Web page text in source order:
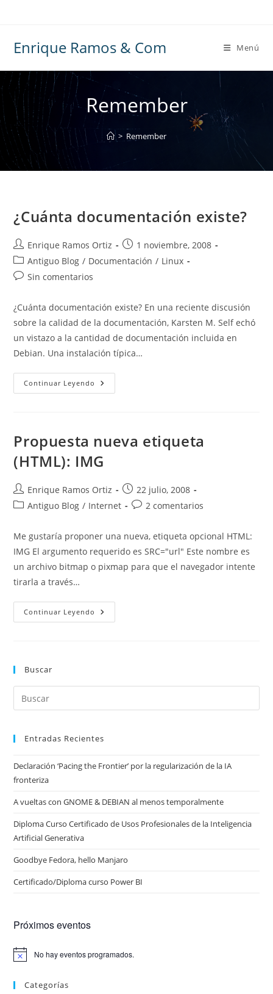
Enrique Ramos & Com Menú
Remember
> Remember
¿Cuánta documentación existe?
Autor
de
la
entrada:
Enrique Ramos Ortiz
Publicación
de
1 noviembre, 2008
Categoría
de
Antiguo Blog / Documentación / Linux
Comentarios
la
entrada:
Sin comentarios
¿Cuánta documentación existe? En una reciente discusión
sobre la calidad de la documentación, Karsten M. Self echó
un vistazo a la cantidad de documentación incluida en
Debian. Una instalación típica…
Continuar Leyendo ¿Cuánta
Documentación
Propuesta nueva etiqueta
(HTML): IMG
Autor
de
Enrique Ramos Ortiz
Publicación
de
22 julio, 2008
Categoría
la
entrada:
Antiguo Blog / Internet
Comentarios
entrada:
2 comentarios
Me gustaría proponer una nueva, etiqueta opcional HTML:
IMG El argumento requerido es SRC="url" Este nombre es
un archivo bitmap o pixmap para que el navegador intente
tirarla a través…
Continuar Leyendo Propuesta
Nueva
Buscar
Entradas Recientes
Declaración ‘Pacing the Frontier’ por la regularización de la IA
fronteriza
A vueltas con GNOME & DEBIAN al menos temporalmente
Diploma Curso Certificado de Usos Profesionales de la Inteligencia
Artificial Generativa
Goodbye Fedora, hello Manjaro
Certificado/Diploma curso Power BI
Próximos eventos
A
s
No hay eventos programados.
Categorías